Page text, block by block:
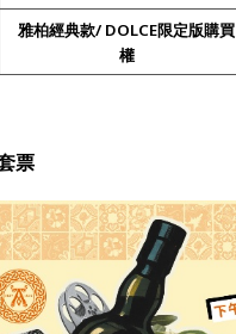
雅柏經典款/ DOLCE限定版購買
權
票